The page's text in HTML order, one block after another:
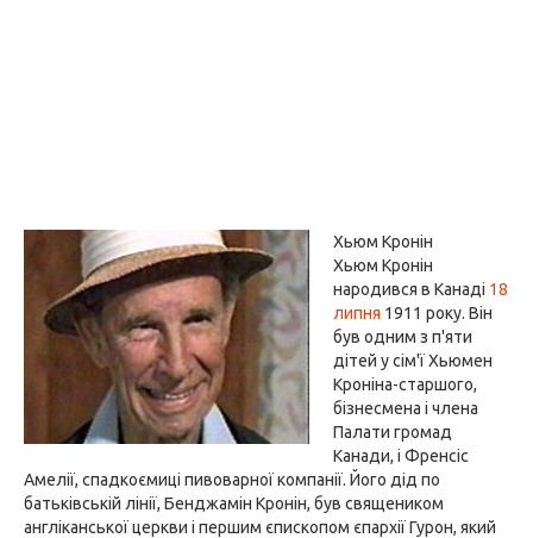
Хьюм Кронін
Хьюм Кронін
народився в Канаді 18
липня 1911 року. Він
був одним з п'яти
дітей у сім'ї Хьюмен
Кроніна-старшого,
бізнесмена і члена
Палати громад
Канади, і Френсіс
Амелії, спадкоємиці пивоварної компанії. Його дід по
батьківській лінії, Бенджамін Кронін, був священиком
англіканської церкви і першим єпископом єпархії Гурон, який